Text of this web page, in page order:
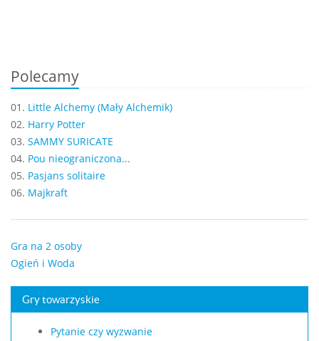
Polecamy
01. Little Alchemy (Mały Alchemik)
02. Harry Potter
03. SAMMY SURICATE
04. Pou nieograniczona...
05. Pasjans solitaire
06. Majkraft
Gra na 2 osoby
Ogień i Woda
Gry towarzyskie
Pytanie czy wyzwanie